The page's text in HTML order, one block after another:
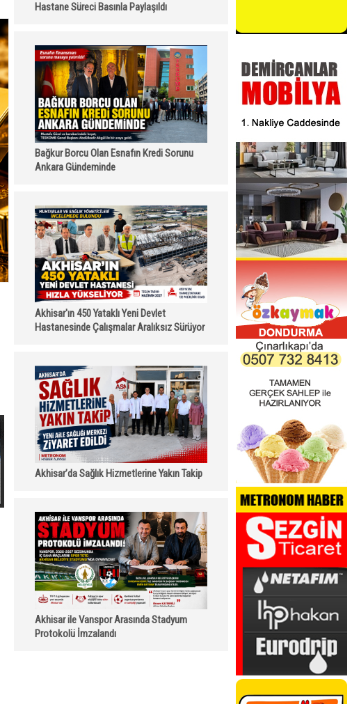
Hastane Süreci Basınla Paylaşıldı
Bağkur Borcu Olan Esnafın Kredi Sorunu
Ankara Gündeminde
Akhisar'ın 450 Yataklı Yeni Devlet
Hastanesinde Çalışmalar Aralıksız Sürüyor
Akhisar’da Sağlık Hizmetlerine Yakın Takip
Akhisar ile Vanspor Arasında Stadyum
Protokolü İmzalandı